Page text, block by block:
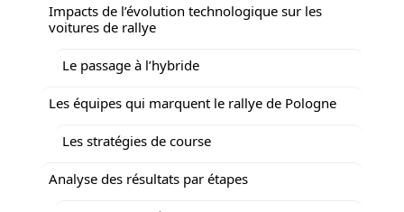
Impacts de l’évolution technologique sur les
voitures de rallye
Le passage à l’hybride
Les équipes qui marquent le rallye de Pologne
Les stratégies de course
Analyse des résultats par étapes